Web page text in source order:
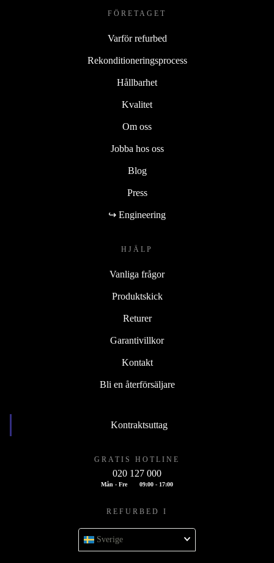
FÖRETAGET
Varför refurbed
Rekonditioneringsprocess
Hållbarhet
Kvalitet
Om oss
Jobba hos oss
Blog
Press
↪ Engineering
HJÄLP
Vanliga frågor
Produktskick
Returer
Garantivillkor
Kontakt
Bli en återförsäljare
Kontraktsuttag
GRATIS HOTLINE
020 127 000
Mån - Fre 09:00 - 17:00
REFURBED I
Sverige